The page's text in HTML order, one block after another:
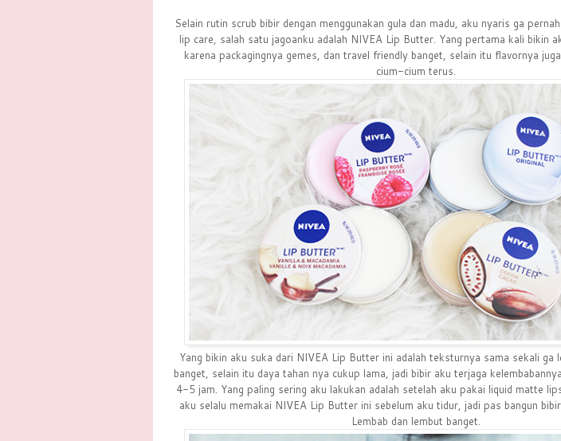
Selain rutin scrub bibir dengan menggunakan gula dan madu, aku nyaris ga
lip care, salah satu jagoanku adalah NIVEA Lip Butter. Yang pertama kali bikin
karena packagingnya gemes, dan travel friendly banget, selain itu flavornya
cium-cium terus.
Yang bikin aku suka dari NIVEA Lip Butter ini adalah teksturnya sama sekali ga
banget, selain itu daya tahan nya cukup lama, jadi bibir aku terjaga
4-5 jam. Yang paling sering aku lakukan adalah setelah aku pakai liquid matte
aku selalu memakai NIVEA Lip Butter ini sebelum aku tidur, jadi pas bangun
Lembab dan lembut banget.